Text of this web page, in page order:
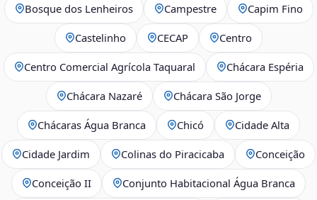
Bosque dos Lenheiros Campestre Capim Fino
Castelinho CECAP Centro
Centro Comercial Agrícola Taquaral Chácara Espéria
Chácara Nazaré Chácara São Jorge
Chácaras Água Branca Chicó Cidade Alta
Cidade Jardim Colinas do Piracicaba Conceição
Conceição II Conjunto Habitacional Água Branca